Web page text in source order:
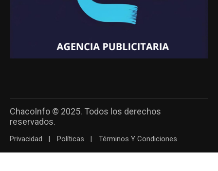
ChacoInfo © 2025. Todos los derechos
reservados.
Privacidad Políticas Términos Y Condiciones